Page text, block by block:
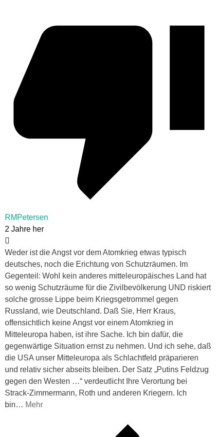
RMPetersen
2 Jahre her
Weder ist die Angst vor dem Atomkrieg etwas typisch
deutsches, noch die Erichtung von Schutzräumen. Im
Gegenteil: Wohl kein anderes mitteleuropäisches Land hat
so wenig Schutzräume für die Zivilbevölkerung UND riskiert
solche grosse Lippe beim Kriegsgetrommel gegen
Russland, wie Deutschland. Daß Sie, Herr Kraus,
offensichtlich keine Angst vor einem Atomkrieg in
Mitteleuropa haben, ist ihre Sache. Ich bin dafür, die
gegenwärtige Situation ernst zu nehmen. Und ich sehe, daß
die USA unser Mitteleuropa als Schlachtfeld präparieren
und relativ sicher abseits bleiben. Der Satz „Putins Feldzug
gegen den Westen …“ verdeutlicht Ihre Verortung bei
Strack-Zimmermann, Roth und anderen Kriegern. Ich
bin… Mehr